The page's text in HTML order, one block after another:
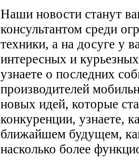
Наши новости станут
консультантом среди
техники, а на досуге у
интересных и
узнаете о последних
производителей
новых идей, которые
конкуренции, узнаете,
ближайшем будущем,
насколько более